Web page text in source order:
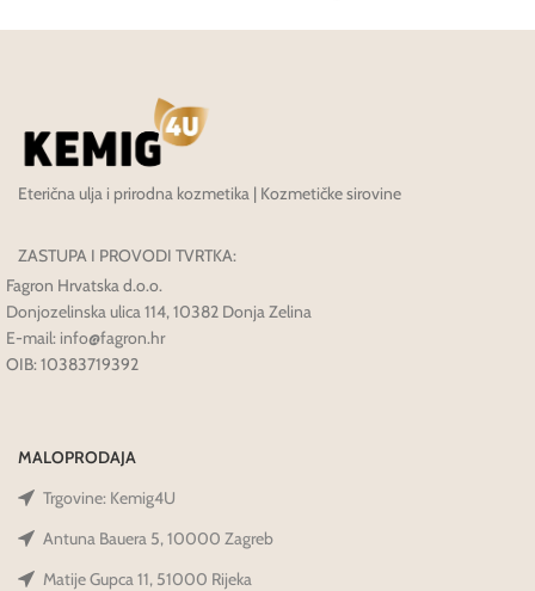
Eterična ulja i prirodna kozmetika | Kozmetičke sirovine
ZASTUPA I PROVODI TVRTKA:
Fagron Hrvatska d.o.o.
Donjozelinska ulica 114, 10382 Donja Zelina
E-mail: info@fagron.hr
OIB: 10383719392
MALOPRODAJA
Trgovine: Kemig4U
Antuna Bauera 5, 10000 Zagreb
Matije Gupca 11, 51000 Rijeka